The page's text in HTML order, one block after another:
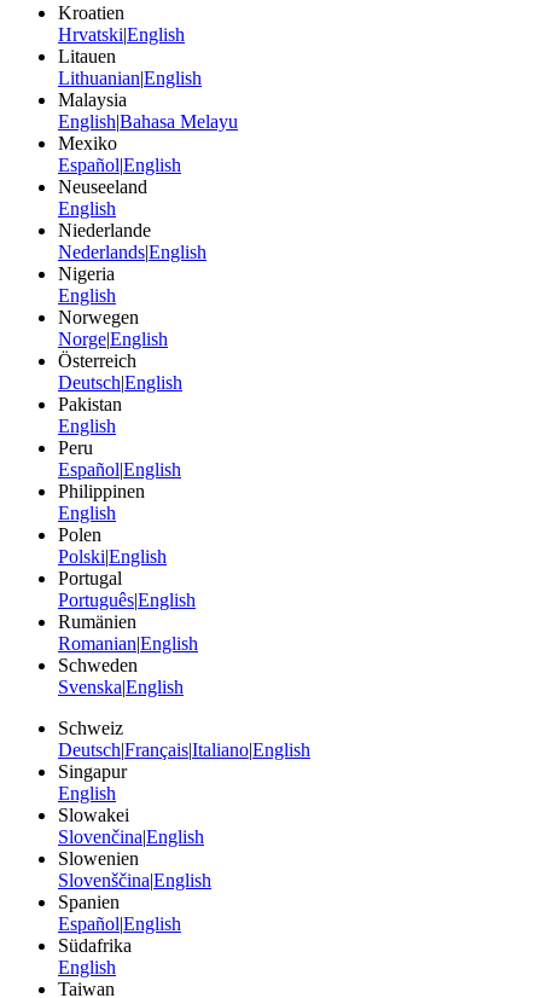
Kroatien
Hrvatski|English
Litauen
Lithuanian|English
Malaysia
English|Bahasa Melayu
Mexiko
Español|English
Neuseeland
English
Niederlande
Nederlands|English
Nigeria
English
Norwegen
Norge|English
Österreich
Deutsch|English
Pakistan
English
Peru
Español|English
Philippinen
English
Polen
Polski|English
Portugal
Português|English
Rumänien
Romanian|English
Schweden
Svenska|English
Schweiz
Deutsch|Français|Italiano|English
Singapur
English
Slowakei
Slovenčina|English
Slowenien
Slovenščina|English
Spanien
Español|English
Südafrika
English
Taiwan